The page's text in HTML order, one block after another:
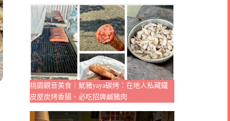
桃園觀音美食｜魷豬yaya碳烤：在地人私藏鐵
皮屋炭烤香腸、必吃招牌鹹豬肉